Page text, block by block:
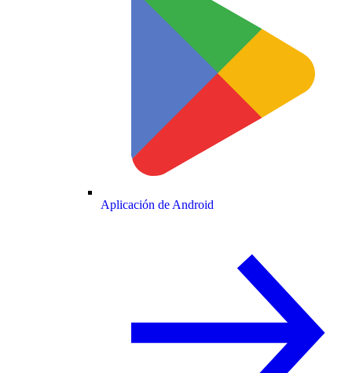
Aplicación de Android